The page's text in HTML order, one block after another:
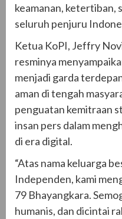
keamanan, ketertiban,
seluruh penjuru
Ketua KoPI, Jeffry
resminya
menjadi garda
aman di tengah
penguatan kemitraan
insan pers dalam
di era digital.
“Atas nama keluarga
Independen, kami
79 Bhayangkara.
humanis, dan dicintai